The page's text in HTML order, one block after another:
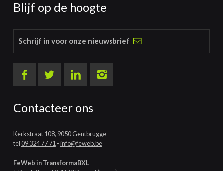
Blijf op de hoogte
Schrijf in voor onze nieuwsbrief
Contacteer ons
Kerkstraat 108, 9050 Gentbrugge
tel09 324 77 71-info@feweb.be
FeWeb in TransformaBXL